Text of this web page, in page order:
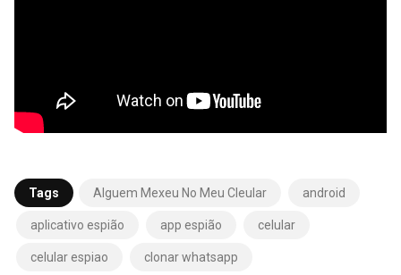
Tags Alguem Mexeu No Meu Cleular android
aplicativo espião app espião celular
celular espiao clonar whatsapp